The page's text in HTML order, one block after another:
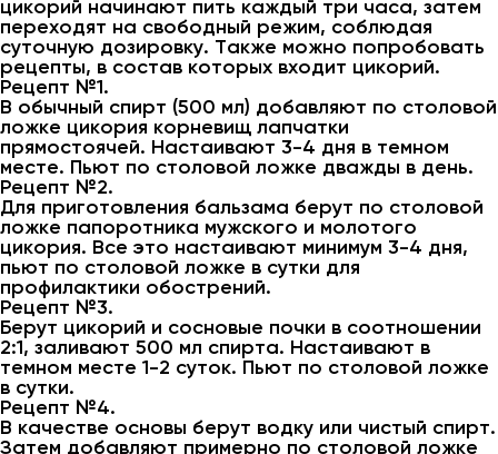
цикорий начинают пить каждый три часа, затем
переходят на свободный режим, соблюдая
суточную дозировку. Также можно попробовать
рецепты, в состав которых входит цикорий.
Рецепт №1.
В обычный спирт (500 мл) добавляют по столовой
ложке цикория корневищ лапчатки
прямостоячей. Настаивают 3-4 дня в темном
месте. Пьют по столовой ложке дважды в день.
Рецепт №2.
Для приготовления бальзама берут по столовой
ложке папоротника мужского и молотого
цикория. Все это настаивают минимум 3-4 дня,
пьют по столовой ложке в сутки для
профилактики обострений.
Рецепт №3.
Берут цикорий и сосновые почки в соотношении
2:1, заливают 500 мл спирта. Настаивают в
темном месте 1-2 суток. Пьют по столовой ложке
в сутки.
Рецепт №4.
В качестве основы берут водку или чистый спирт.
Затем добавляют примерно по столовой ложке